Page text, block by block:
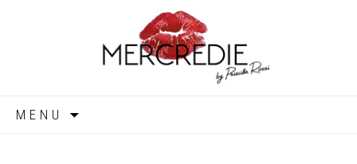
MERCREDIE
MENU